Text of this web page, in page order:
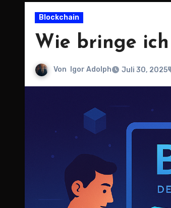
Blockchain
Wie bringe
Von Igor Adolph Juli 30, 2025